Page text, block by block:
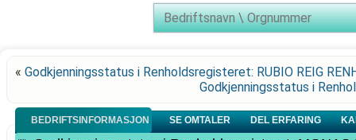
« Godkjenningsstatus i Renholdsregisteret: RUBIO REIG
Godkjenningsstatus i
BEDRIFTSINFORMASJON SE OMTALER DEL ERFARING